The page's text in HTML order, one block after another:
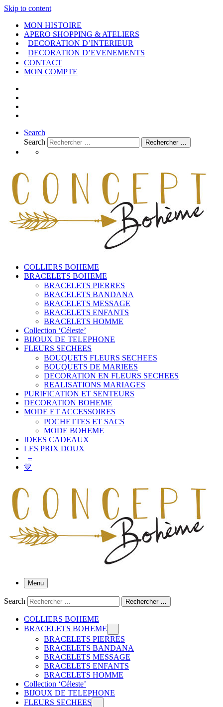
Skip to content
MON HISTOIRE
APERO SHOPPING & ATELIERS
DECORATION D’INTERIEUR
DECORATION D’EVENEMENTS
CONTACT
MON COMPTE
Search
Search
Rechercher …
COLLIERS BOHEME
BRACELETS BOHEME
BRACELETS PIERRES
BRACELETS BANDANA
BRACELETS MESSAGE
BRACELETS ENFANTS
BRACELETS HOMME
Collection ‘Céleste’
BIJOUX DE TELEPHONE
FLEURS SECHEES
BOUQUETS FLEURS SECHEES
BOUQUETS DE MARIEES
DECORATION EN FLEURS SECHEES
REALISATIONS MARIAGES
PURIFICATION ET SENTEURS
DECORATION BOHEME
MODE ET ACCESSOIRES
POCHETTES ET SACS
MODE BOHEME
IDEES CADEAUX
LES PRIX DOUX
–
🤎
Menu
Search Rechercher …
COLLIERS BOHEME
BRACELETS BOHEME
BRACELETS PIERRES
BRACELETS BANDANA
BRACELETS MESSAGE
BRACELETS ENFANTS
BRACELETS HOMME
Collection ‘Céleste’
BIJOUX DE TELEPHONE
FLEURS SECHEES